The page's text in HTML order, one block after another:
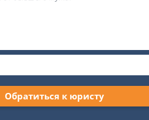
Обратиться к юристу